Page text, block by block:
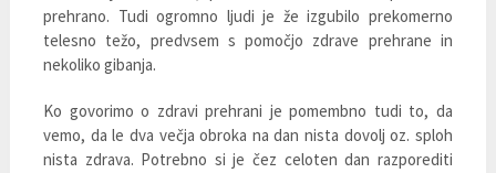
prehrano. Tudi ogromno ljudi je že izgubilo prekomerno
telesno težo, predvsem s pomočjo zdrave prehrane in
nekoliko gibanja.
Ko govorimo o zdravi prehrani je pomembno tudi to, da
vemo, da le dva večja obroka na dan nista dovolj oz. sploh
nista zdrava. Potrebno si je čez celoten dan razporediti